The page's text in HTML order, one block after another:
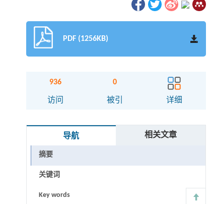
PDF (1256KB)
936
访问
0
被引 详细
导航 相关文章
摘要
关键词
Key words